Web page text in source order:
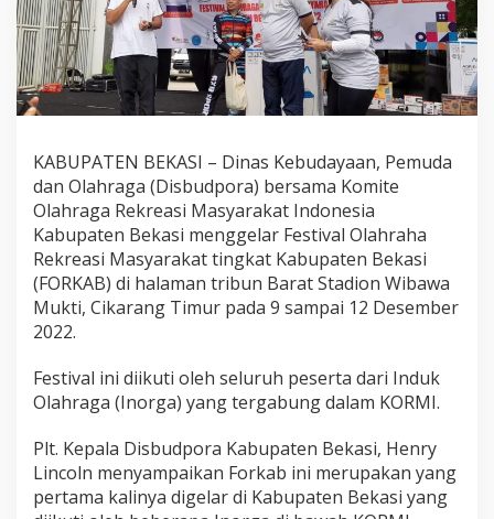
KABUPATEN BEKASI – Dinas Kebudayaan, Pemuda
dan Olahraga (Disbudpora) bersama Komite
Olahraga Rekreasi Masyarakat Indonesia
Kabupaten Bekasi menggelar Festival Olahraha
Rekreasi Masyarakat tingkat Kabupaten Bekasi
(FORKAB) di halaman tribun Barat Stadion Wibawa
Mukti, Cikarang Timur pada 9 sampai 12 Desember
2022.
Festival ini diikuti oleh seluruh peserta dari Induk
Olahraga (Inorga) yang tergabung dalam KORMI.
Plt. Kepala Disbudpora Kabupaten Bekasi, Henry
Lincoln menyampaikan Forkab ini merupakan yang
pertama kalinya digelar di Kabupaten Bekasi yang